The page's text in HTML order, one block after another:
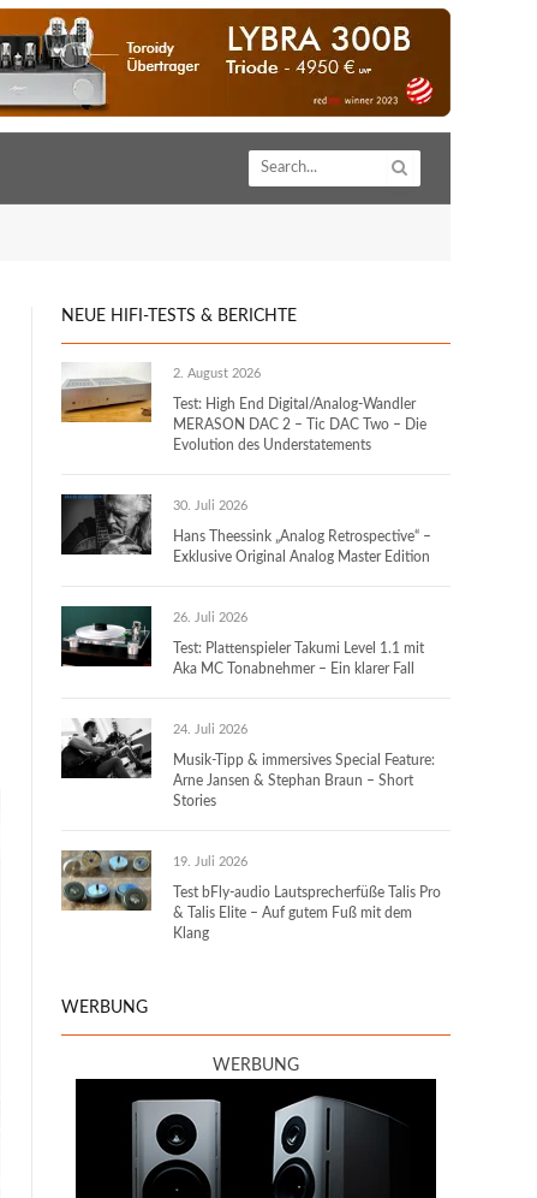
NEUE HIFI-TESTS & BERICHTE
2. August 2026
Test: High End Digital/Analog-Wandler
MERASON DAC 2 – Tic DAC Two – Die
Evolution des Understatements
30. Juli 2026
Hans Theessink „Analog Retrospective“ –
Exklusive Original Analog Master Edition
26. Juli 2026
Test: Plattenspieler Takumi Level 1.1 mit
Aka MC Tonabnehmer – Ein klarer Fall
24. Juli 2026
Musik-Tipp & immersives Special Feature:
Arne Jansen & Stephan Braun – Short
Stories
19. Juli 2026
Test bFly-audio Lautsprecherfüße Talis Pro
& Talis Elite – Auf gutem Fuß mit dem
Klang
WERBUNG
WERBUNG